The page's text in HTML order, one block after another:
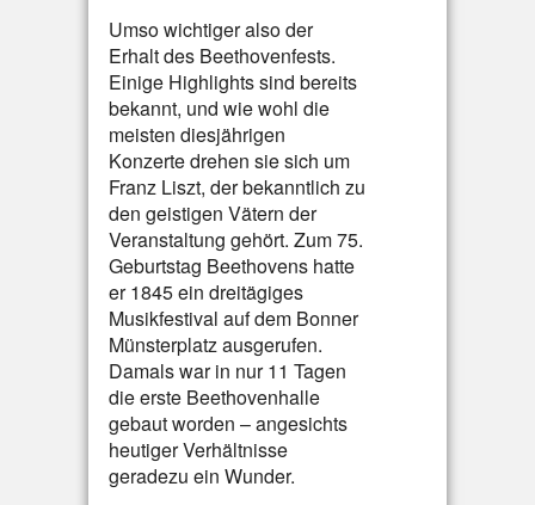
Umso wichtiger also der
Erhalt des Beethovenfests.
Einige Highlights sind bereits
bekannt, und wie wohl die
meisten diesjährigen
Konzerte drehen sie sich um
Franz Liszt, der bekanntlich zu
den geistigen Vätern der
Veranstaltung gehört. Zum 75.
Geburtstag Beethovens hatte
er 1845 ein dreitägiges
Musikfestival auf dem Bonner
Münsterplatz ausgerufen.
Damals war in nur 11 Tagen
die erste Beethovenhalle
gebaut worden – angesichts
heutiger Verhältnisse
geradezu ein Wunder.